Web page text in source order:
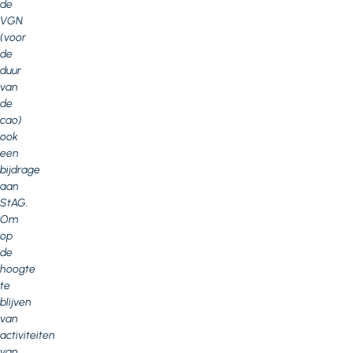
de
VGN
(voor
de
duur
van
de
cao)
ook
een
bijdrage
aan
StAG.
Om
op
de
hoogte
te
blijven
van
activiteiten